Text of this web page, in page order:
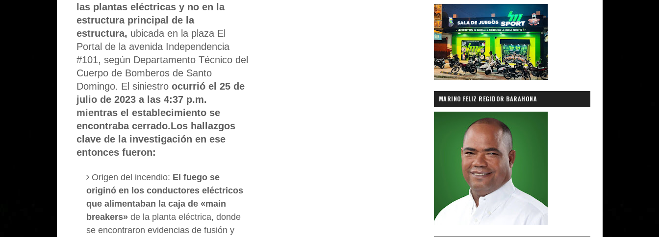
las plantas eléctricas y no en la
estructura principal de la
estructura, ubicada en la plaza El
Portal de la avenida Independencia
#101, según Departamento Técnico del
Cuerpo de Bomberos de Santo
Domingo. El siniestro ocurrió el 25 de
julio de 2023 a las 4:37 p.m.
mientras el establecimiento se
encontraba cerrado.Los hallazgos
clave de la investigación en ese
entonces fueron:
Origen del incendio: El fuego se
originó en los conductores eléctricos
que alimentaban la caja de «main
breakers»de la planta eléctrica, donde
se encontraron evidencias de fusión y
MARINO FELIZ REGIDOR BARAHONA